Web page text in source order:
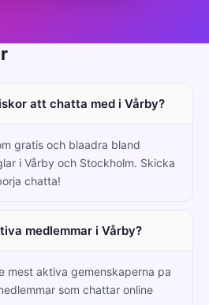
att chatta med i Vårby?
gratis och blaadra bland
i Vårby och Stockholm. Skicka
chatta!
medlemmar i Vårby?
mest aktiva gemenskaperna pa
som chattar online